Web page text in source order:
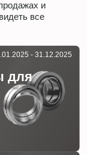
и
все
для
- 31.12.2025